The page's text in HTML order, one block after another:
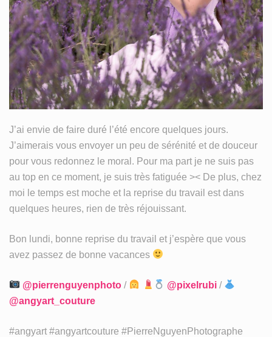
MY LIFE
TISSU
WIP
J’ai envie de faire duré l’été encore quelques jours.
J’aimerais vous envoyer un peu de sérénité et de douceur
pour vous redonnez le moral. Pour ma part je ne suis pas
au top en ce moment, je suis très fatiguée >< De plus, chez
moi le temps est moche et la reprise du travail est dans
quelques heures, rien de très réjouissant.
Bon lundi, bonne reprise du travail et j’espère que vous
avez passez de bonne vacances
@pierrenguyenphoto / @pixelrubi/
@angyart_couture
#angyart #angyartcouture #PierreNguyenPhotographe